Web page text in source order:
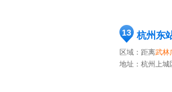
13 杭州东
区域：距离武林
地址： 杭州上城